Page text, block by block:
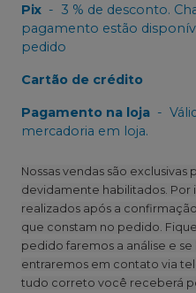
Pix - 3 % de desconto.
pagamento estão
pedido
Cartão de crédito
Pagamento na loja -
mercadoria em loja.
Nossas vendas são exclusivas
devidamente habilitados. Por
realizados após a
que constam no pedido.
pedido faremos a análise e
entraremos em contato via
tudo correto você receberá